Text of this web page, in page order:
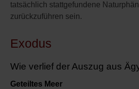
tatsächlich stattgefundene
zurückzuführen sein.
Exodus
Wie verlief der Auszug aus
Geteiltes Meer